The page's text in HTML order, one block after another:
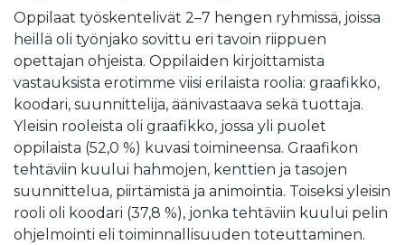
Oppilaat työskentelivät 2–7 hengen ryhmissä, joissa
heillä oli työnjako sovittu eri tavoin riippuen
opettajan ohjeista. Oppilaiden kirjoittamista
vastauksista erotimme viisi erilaista roolia: graafikko,
koodari, suunnittelija, äänivastaava sekä tuottaja.
Yleisin rooleista oli graafikko, jossa yli puolet
oppilaista (52,0 %) kuvasi toimineensa. Graafikon
tehtäviin kuului hahmojen, kenttien ja tasojen
suunnittelua, piirtämistä ja animointia. Toiseksi yleisin
rooli oli koodari (37,8 %), jonka tehtäviin kuului pelin
ohjelmointi eli toiminnallisuuden toteuttaminen.